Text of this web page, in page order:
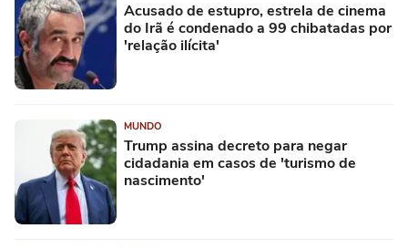
Acusado de estupro, estrela de cinema
do Irã é condenado a 99 chibatadas por
'relação ilícita'
MUNDO
Trump assina decreto para negar
cidadania em casos de 'turismo de
nascimento'